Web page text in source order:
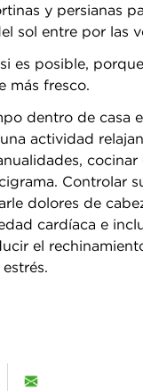
y persianas
sol entre por las
es posible,
más fresco.
dentro de casa
actividad
Controlar
dolores de
cardíaca e
el